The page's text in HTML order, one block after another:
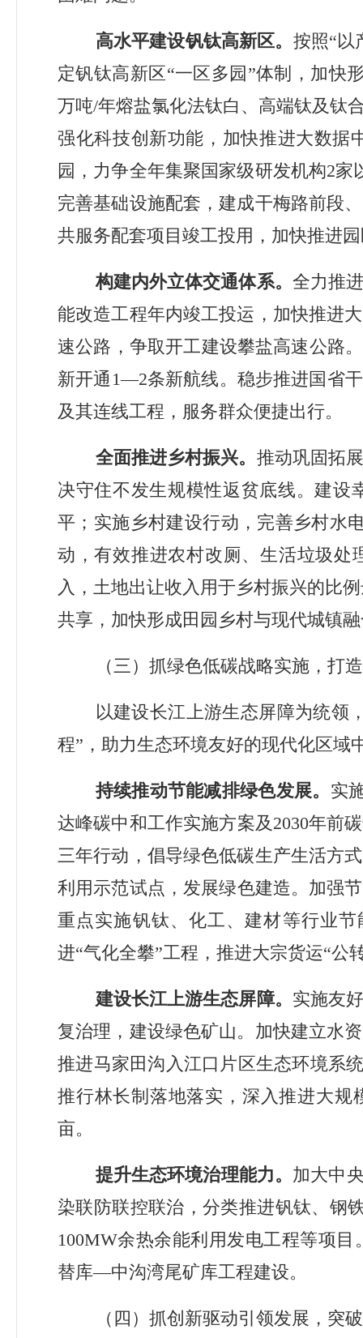
高水平建设钒钛高新区。 按照“以
定钒钛高新区“一区多园 ”体制，加快
万吨/年熔盐氯化法钛白、高端钛及钛
强化科技创新功能，加快推进大数据
园， 力争全年集聚国家级研发机构2家
完善基础设施配套，建成干梅路前段
共服务配套项目竣工投用，加快推进
构建内外立体交通体系。 全力推
能改造工程年内竣工投运 ，加快推进
速公路，争取开工建设攀盐高速公路
新开通 1—2条新航线。稳步推进国省
及其连线工程，服务群众便捷出行。
全面推进乡村振兴。 推动巩固拓
决守住不发生规模性返贫底线。建设
平；实施乡村建设行动，完善乡村水
动，有效推进农村改厕、生活垃圾处
入，土地出让收入用于乡村振兴的比
共享，加快形成田园乡村与现代城镇
（三）抓绿色低碳战略实施，打
以建设长江上游生态屏障为统领
程” ，助力生态环境友好的现代化区域
持续推动节能减排绿色发展。 实
达峰碳中和工作实施方案及 2030年前
三年行动，倡导绿色低碳生产生活方
利用示范试点 ，发展绿色建造。加强
重点实施钒钛、化工、建材等行业
进“气化全攀”工程，推进大宗货运“公
建设长江上游生态屏障。 实施友
复治理，建设绿色矿山。加快建立水
推进马家田沟入江口片区生态环境系
推行林长制落地落实，深入推进大规
亩。
提升生态环境治理能力。 加大中
染联防联控联治，分类推进钒钛、钢
100MW余热余能利用发电工程等项目
替库—中沟湾尾矿库工程建设。
（四）抓创新驱动引领发展，突